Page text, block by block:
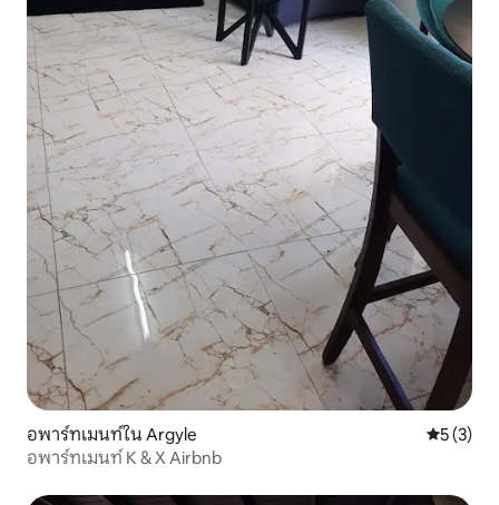
อพาร์ทเมนท์ใน Argyle คะแนนเฉ
5 (3)
อพาร์ทเมนท์ K & X Airbnb